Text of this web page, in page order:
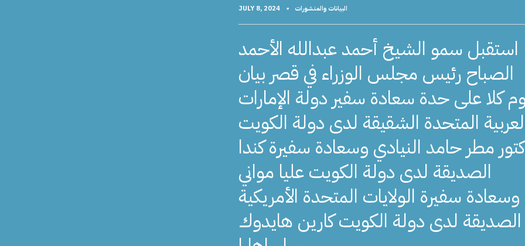
JULY 8, 2024 • البيانات والمنشورات
استقبل سمو الشيخ أحمد عبدالله الأحمد
الصباح رئيس مجلس الوزراء في قصر بيان
كلا على حدة سعادة سفير دولة الإمارات
المتحدة الشقيقة لدى دولة الكويت
مطر حامد النيادي وسعادة سفيرة كندا
الصديقة لدى دولة الكويت عليا مواني
وسعادة سفيرة الولايات المتحدة الأمريكية
الصديقة لدى دولة الكويت كارين هايدوك